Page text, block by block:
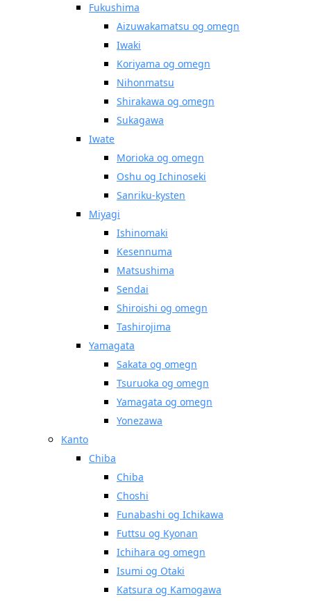
Fukushima
Aizuwakamatsu og omegn
Iwaki
Koriyama og omegn
Nihonmatsu
Shirakawa og omegn
Sukagawa
Iwate
Morioka og omegn
Oshu og Ichinoseki
Sanriku-kysten
Miyagi
Ishinomaki
Kesennuma
Matsushima
Sendai
Shiroishi og omegn
Tashirojima
Yamagata
Sakata og omegn
Tsuruoka og omegn
Yamagata og omegn
Yonezawa
Kanto
Chiba
Chiba
Choshi
Funabashi og Ichikawa
Futtsu og Kyonan
Ichihara og omegn
Isumi og Otaki
Katsura og Kamogawa